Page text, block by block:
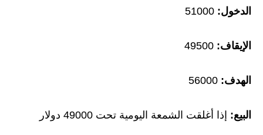
الدخول:51000
الإيقاف:49500
الهدف:56000
البيع:إذا أغلقت الشمعة اليومية تحت 49000 دولار